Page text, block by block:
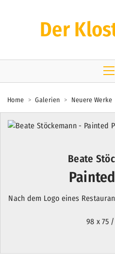
Der
Home > Galerien > Neuere Werke
Beate
Nach dem Logo eines
98 x 75